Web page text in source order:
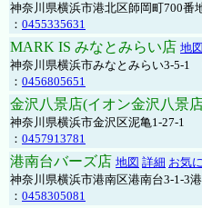
神奈川県横浜市港北区師岡町700番
： 0455335631
MARK IS みなとみらい店 地図
神奈川県横浜市みなとみらい3-5-1
： 0456805651
金沢八景店(イオン金沢八景
神奈川県横浜市金沢区泥亀1-27-1
： 0457913781
港南台バーズ店 地図 詳細 お気
神奈川県横浜市港南区港南台3-1-3
： 0458305081